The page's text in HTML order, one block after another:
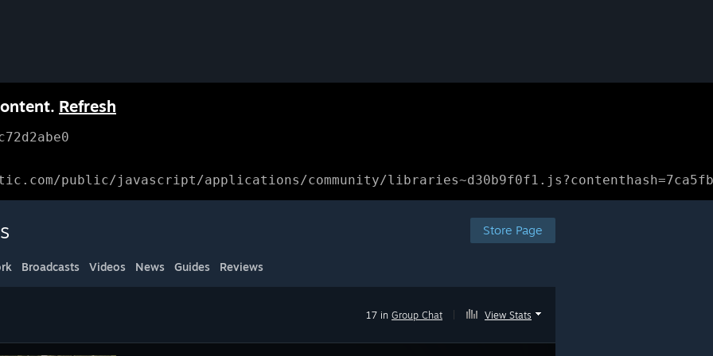
Refresh
public/javascript/applications/community/
Store Page
Broadcasts Videos News Guides Reviews
17 in Group Chat View Stats